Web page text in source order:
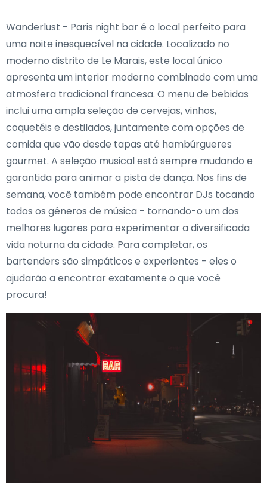
Wanderlust - Paris night bar é o local perfeito para
uma noite inesquecível na cidade. Localizado no
moderno distrito de Le Marais, este local único
apresenta um interior moderno combinado com uma
atmosfera tradicional francesa. O menu de bebidas
inclui uma ampla seleção de cervejas, vinhos,
coquetéis e destilados, juntamente com opções de
comida que vão desde tapas até hambúrgueres
gourmet. A seleção musical está sempre mudando e
garantida para animar a pista de dança. Nos fins de
semana, você também pode encontrar DJs tocando
todos os gêneros de música - tornando-o um dos
melhores lugares para experimentar a diversificada
vida noturna da cidade. Para completar, os
bartenders são simpáticos e experientes - eles o
ajudarão a encontrar exatamente o que você
procura!